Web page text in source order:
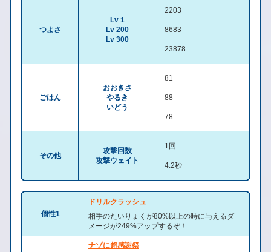
つよさ
Lv 1
Lv 200
Lv 300
2203
8683
23878
ごはん
おおきさ
やるき
いどう
81
88
78
その他
攻撃回数
攻撃ウェイト
1回
4.2秒
個性1
ドリルクラッシュ
相手のたいりょくが80%以上の時に与えるダ
メージが249%アップするぞ！
ナゾに超感謝祭